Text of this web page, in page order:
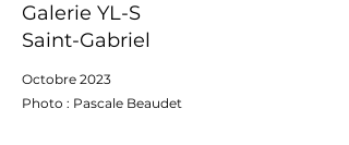
Galerie YL-S
Saint-Gabriel
Octobre 2023
Photo : Pascale Beaudet